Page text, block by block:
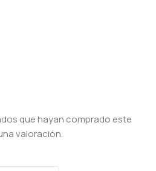
que hayan comprado este
valoración.